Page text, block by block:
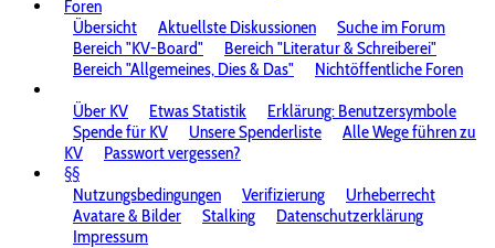
Foren
Übersicht
Aktuellste Diskussionen
Suche im Forum
Bereich "KV-Board"
Bereich "Literatur & Schreiberei"
Bereich "Allgemeines, Dies & Das"
Nichtöffentliche Foren
Über KV
Etwas Statistik
Erklärung: Benutzersymbole
Spende für KV
Unsere Spenderliste
Alle Wege führen zu
KV
Passwort vergessen?
§§
Nutzungsbedingungen
Verifizierung
Urheberrecht
Avatare & Bilder
Stalking
Datenschutzerklärung
Impressum